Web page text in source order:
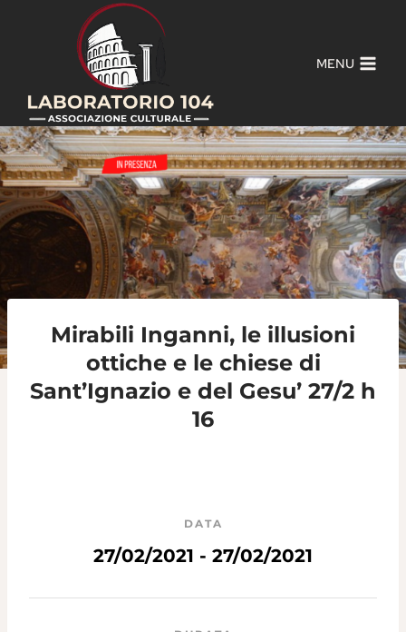
contenuto
MENU
Mirabili Inganni, le illusioni
ottiche e le chiese di
Sant’Ignazio e del Gesu’ 27/2 h
16
DATA
27/02/2021 - 27/02/2021